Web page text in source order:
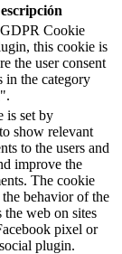
Cookie
this cookie is
the user consent
in the category
is set by
show relevant
to the users and
improve the
The cookie
the behavior of the
the web on sites
pixel or
plugin.